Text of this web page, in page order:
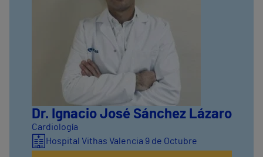
Dr. Ignacio José Sánchez Lázaro
Cardiología
Hospital Vithas Valencia 9 de Octubre